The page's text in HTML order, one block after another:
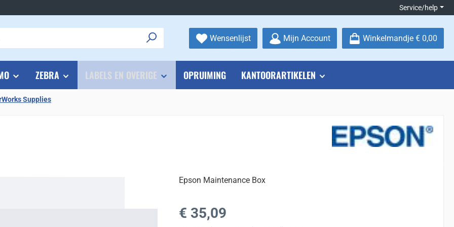
Service/help
WensenlijstJe hebt 0 items op je verlanglijstje
Mijn Account Winkelmandje € 0,00
ZEBRA LABELS EN OVERIGE OPRUIMING KANTOORARTIKELEN
Supplies
Epson Maintenance Box
Normale prijs:
€ 35,09